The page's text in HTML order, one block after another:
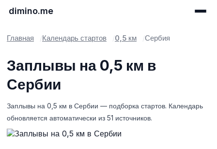
dimino.me
Главная Календарь стартов 0,5 км Сербия
Заплывы на 0,5 км в
Сербии
Заплывы на 0,5 км в Сербии — подборка стартов. Календарь
обновляется автоматически из 51 источников.